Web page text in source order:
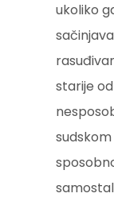
ukoliko
starije